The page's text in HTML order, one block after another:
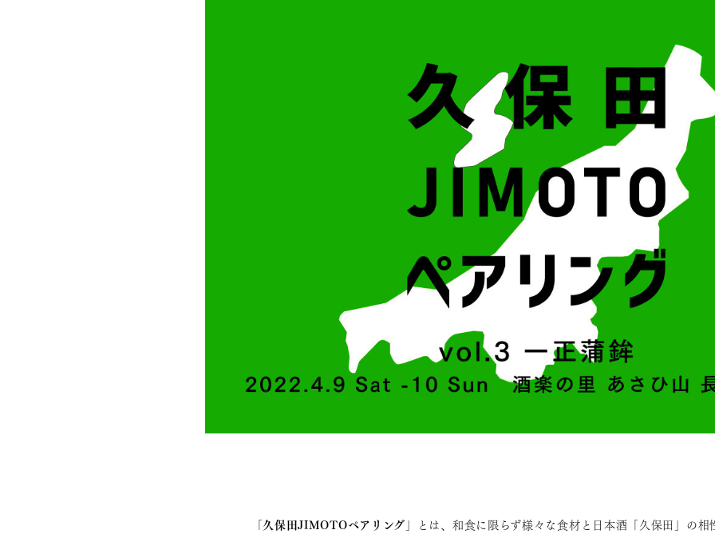
「久保田JIMOTOペアリング 」とは、和食に限らず様々な食材と日本酒「久保田」の